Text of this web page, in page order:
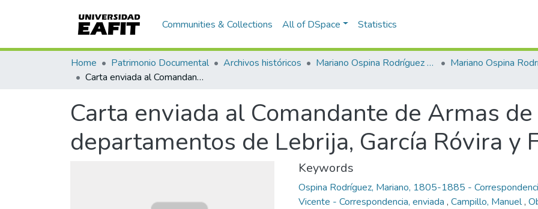
Communities & Collections All of DSpace Statistics
Home Patrimonio Documental Archivos históricos Mariano Ospina Rodríguez (1826 -1912) Mariano Ospina
Carta enviada al Comandante de Armas de los departamentos de Lebrija, García Róvira y Fonce
Carta enviada al Comandante de Armas
departamentos de Lebrija, García Róvira y
Keywords
Ospina Rodríguez, Mariano, 1805-1885 -
Vicente - Correspondencia, enviada , Campillo, Manuel,